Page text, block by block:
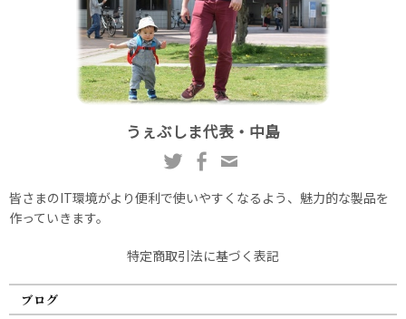
うぇぶしま代表・中島
皆さまのIT環境がより便利で使いやすくなるよう、魅力的な製品を
作っていきます。
特定商取引法に基づく表記
ブログ